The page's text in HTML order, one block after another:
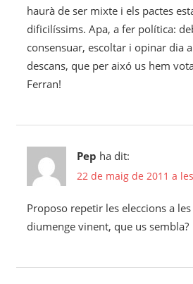
haurà de ser mixte i els pactes
dificilíssims. Apa, a fer política:
consensuar, escoltar i opinar dia
descans, que per aixó us hem
Ferran!
Pep ha dit:
22 de maig de 2011 a
Proposo repetir les eleccions a
diumenge vinent, que us sembla?